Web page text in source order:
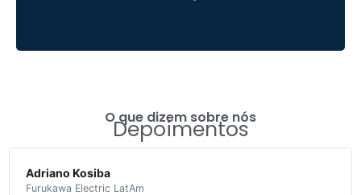
O que dizem sobre nós
Depoimentos
Danieli
Kapazi